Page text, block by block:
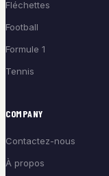
Fléchettes
Football
Formule 1
Tennis
COMPANY
Contactez-nous
À propos